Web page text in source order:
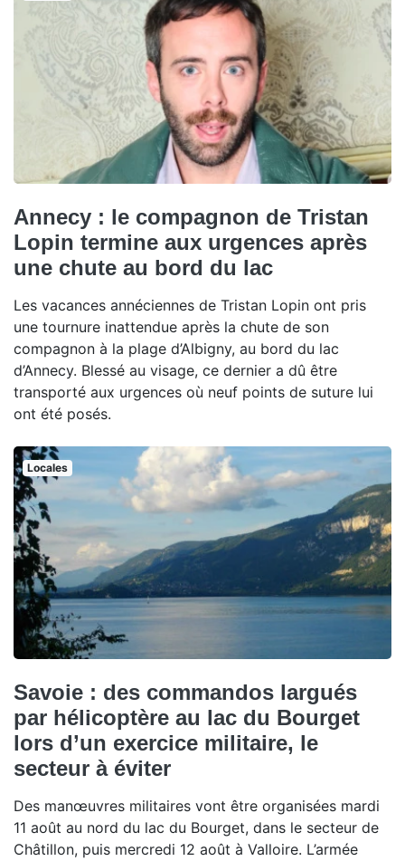
Annecy : le compagnon de Tristan
Lopin termine aux urgences après
une chute au bord du lac
Les vacances annéciennes de Tristan Lopin ont pris
une tournure inattendue après la chute de son
compagnon à la plage d’Albigny, au bord du lac
d’Annecy. Blessé au visage, ce dernier a dû être
transporté aux urgences où neuf points de suture lui
ont été posés.
Locales
Savoie : des commandos largués
par hélicoptère au lac du Bourget
lors d’un exercice militaire, le
secteur à éviter
Des manœuvres militaires vont être organisées mardi
11 août au nord du lac du Bourget, dans le secteur de
Châtillon, puis mercredi 12 août à Valloire. L’armée